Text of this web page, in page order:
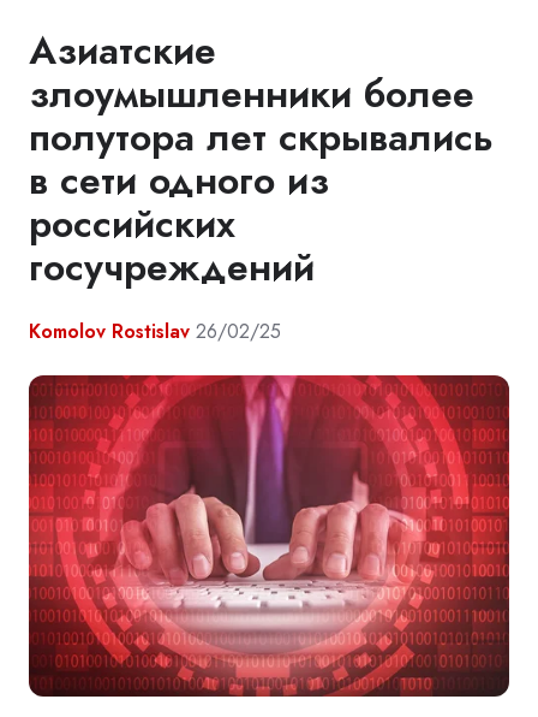
Азиатские
злоумышленники более
полутора лет скрывались
в сети одного из
российских
госучреждений
Komolov Rostislav 26/02/25